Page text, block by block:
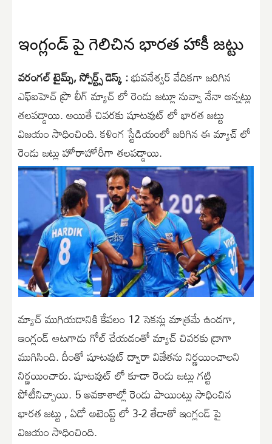
ఇంగ్లండ్ పై గెలిచిన భారత హాకీ జట్టు
వరంగల్ టైమ్స్, స్పోర్ట్స్ డెస్క్ :భువనేశ్వర్ వేదికగా జరిగిన
ఎఫ్ఐహెచ్ ప్రొ లీగ్ మ్యాచ్ లో రెండు జట్లూ నువ్వా నేనా అన్నట్లు
తలపడ్డాయి. అయితే చివరకు షూటవుట్ లో భారత జట్టు
విజయం సాధించింది. కళింగ స్టేడియంలో జరిగిన ఈ మ్యాచ్ లో
రెండు జట్లు హోరాహోరీగా తలపడ్డాయి.
మ్యాచ్ ముగియడానికి కేవలం 12 సెకన్లు మాత్రమే ఉండగా,
ఇంగ్లండ్ ఆటగాడు గోల్ చేయడంతో మ్యాచ్ చివరకు డ్రాగా
ముగిసింది. దీంతో షూటవుట్ ద్వారా విజేతను నిర్ణయించాలని
నిర్ణయించారు. షూటవుట్ లో కూడా రెండు జట్లు గట్టి
పోటీనిచ్చాయి. 5 అవకాశాల్లో రెండు పాయింట్లు సాధించిన
భారత జట్టు , ఏడో అటెంప్ట్ లో 3-2 తేడాతో ఇంగ్లండ్ పై
విజయం సాధించింది.